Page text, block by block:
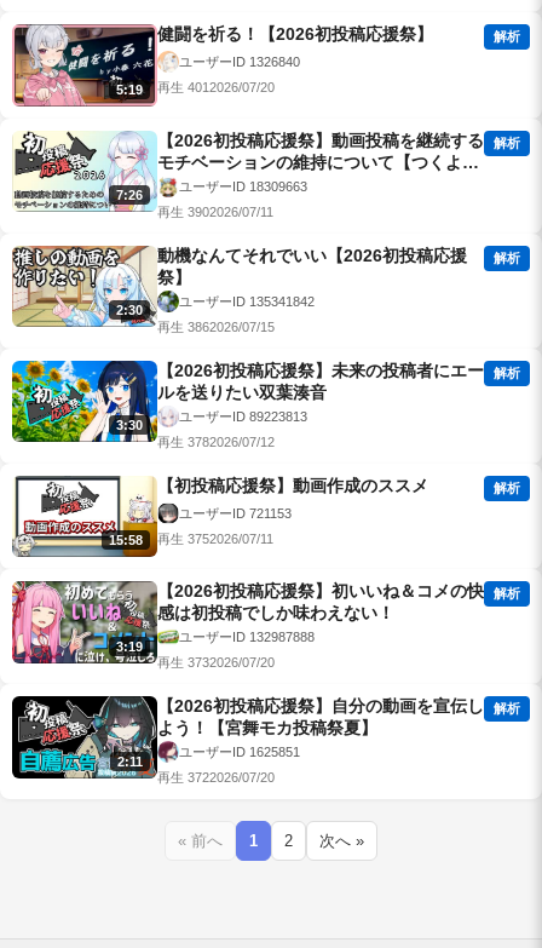
5:19
健闘を祈る！【2026初投稿応援祭】
解析
ユーザーID 1326840
再生 4012026/07/20
7:26
【2026初投稿応援祭】動画投稿を継続する
モチベーションの維持について【つくよみ
ちゃん解説】
解析
ユーザーID 18309663
再生 3902026/07/11
2:30
動機なんてそれでいい【2026初投稿応援
祭】
解析
ユーザーID 135341842
再生 3862026/07/15
3:30
【2026初投稿応援祭】未来の投稿者にエー
ルを送りたい双葉湊音
解析
ユーザーID 89223813
再生 3782026/07/12
15:58
【初投稿応援祭】動画作成のススメ
解析
ユーザーID 721153
再生 3752026/07/11
3:19
【2026初投稿応援祭】初いいね＆コメの快
感は初投稿でしか味わえない！
解析
ユーザーID 132987888
再生 3732026/07/20
2:11
【2026初投稿応援祭】自分の動画を宣伝し
よう！【宮舞モカ投稿祭夏】
解析
ユーザーID 1625851
再生 3722026/07/20
« 前へ 1 2 次へ »